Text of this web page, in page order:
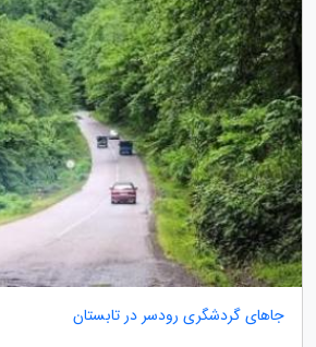
جاهای گردشگری رودسر در تابستان